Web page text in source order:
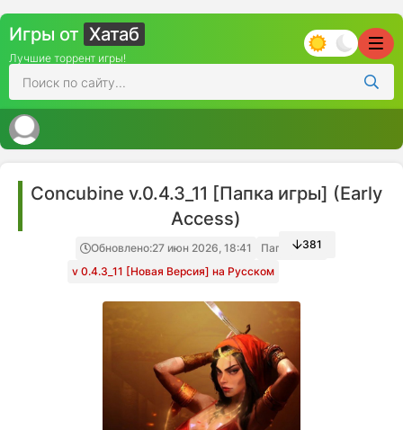
Игры от Хатаб
Лучшие торрент игры!
Concubine v.0.4.3_11 [Папка игры] (Early
Access)
Обновлено:27 июн 2026, 18:41
Папка игры
v 0.4.3_11 [Новая Версия] на Русском
381